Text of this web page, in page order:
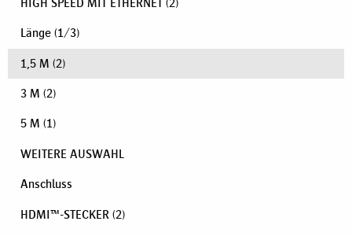
HIGH SPEED MIT ETHERNET (2)
Länge (1/3)
1,5 M (2)
3 M (2)
5 M (1)
WEITERE AUSWAHL
Anschluss
HDMI™-STECKER (2)